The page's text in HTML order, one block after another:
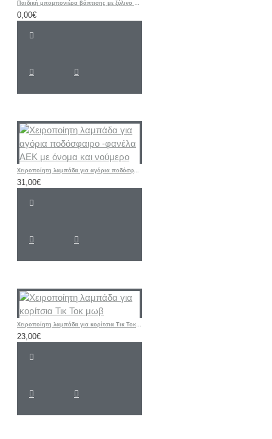
Παιδική μπομπονιέρα βάπτισης με ξύλινο παιχνίδι σχοινάκι
0,00€
Χειροποίητη λαμπάδα για αγόρια ποδόσφαιρο -φανέλα ΑΕΚ με όνομα και νούμερο
31,00€
Χειροποίητη λαμπάδα για κορίτσια Τικ Τοκ μωβ
23,00€